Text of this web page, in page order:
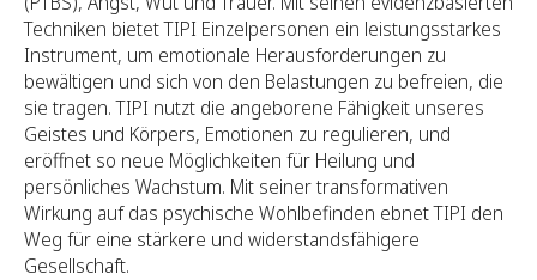
Techniken bietet TIPI Einzelpersonen ein leistungsstarkes
Instrument, um emotionale Herausforderungen zu
bewältigen und sich von den Belastungen zu befreien, die
sie tragen. TIPI nutzt die angeborene Fähigkeit unseres
Geistes und Körpers, Emotionen zu regulieren, und
eröffnet so neue Möglichkeiten für Heilung und
persönliches Wachstum. Mit seiner transformativen
Wirkung auf das psychische Wohlbefinden ebnet TIPI den
Weg für eine stärkere und widerstandsfähigere
Gesellschaft.